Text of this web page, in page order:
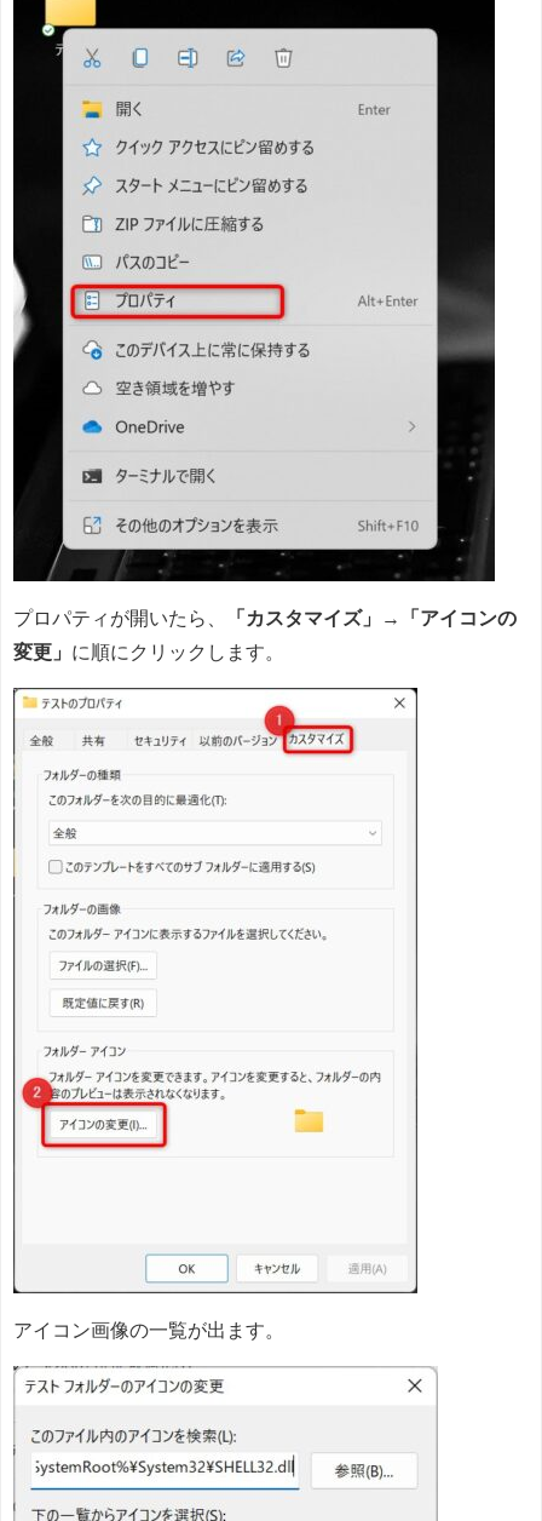
プロパティが開いたら、 「カスタマイズ」 →
「アイコンの
変更」 に順にクリックします。
アイコン画像の一覧が出ます。